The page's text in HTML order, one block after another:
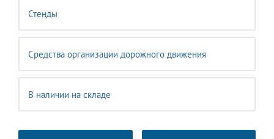
Стенды
Средства организации дорожного движения
В наличии на складе